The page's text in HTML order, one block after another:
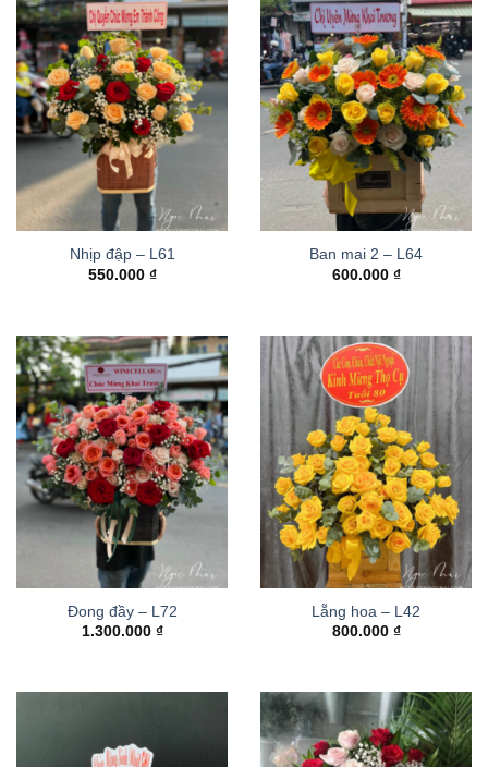
Nhịp đập – L61
550.000 ₫
Ban mai 2 – L64
600.000 ₫
Đong đầy – L72
1.300.000 ₫
Lẵng hoa – L42
800.000 ₫